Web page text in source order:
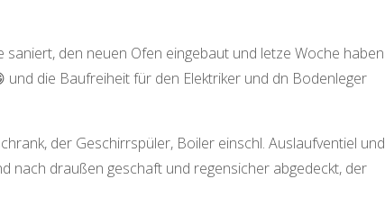
saniert, den neuen Ofen eingebaut und letze Woche haben
die Baufreiheit für den Elektriker und dn Bodenleger
der Geschirrspüler, Boiler einschl. Auslaufventiel und
nach draußen geschaft und regensicher abgedeckt, der